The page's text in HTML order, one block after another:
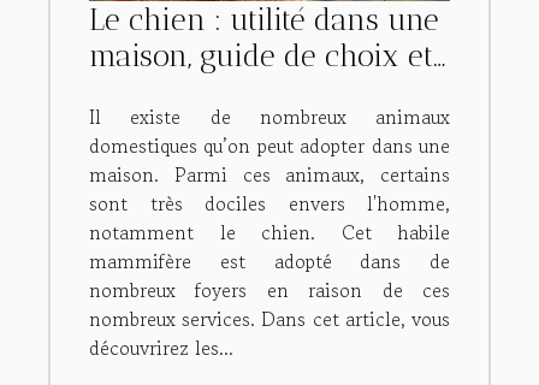
Le chien : utilité dans une
maison, guide de choix et
Il existe de nombreux animaux
domestiques qu’on peut adopter dans une
maison. Parmi ces animaux, certains
sont très dociles envers l'homme,
notamment le chien. Cet habile
mammifère est adopté dans de
nombreux foyers en raison de ces
nombreux services. Dans cet article, vous
découvrirez les...